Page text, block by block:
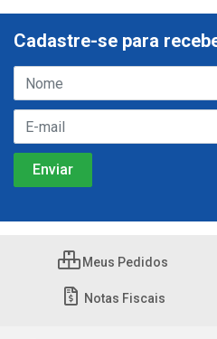
Cadastre-se para
Meus Pedidos
Notas Fiscais